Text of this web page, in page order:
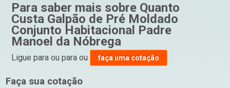
Para saber mais sobre Quanto
Custa Galpão de Pré Moldado
Conjunto Habitacional Padre
Manoel da Nóbrega
Ligue paraou paraou faça uma cotação
Faça sua cotação